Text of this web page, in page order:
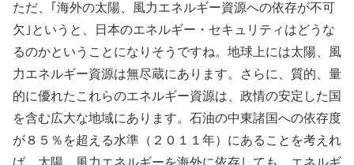
ただ、｢海外の太陽、風力エネルギー資源への依存が不可
欠｣というと、日本のエネルギー・セキュリティはどうな
るのかということになりそうですね。地球上には太陽、風
力エネルギー資源は無尽蔵にあります。さらに、質的、量
的に優れたこれらのエネルギー資源は、政情の安定した国
を含む広大な地域にあります。石油の中東諸国への依存度
が８５％を超える水準（２０１１年）にあることを考えれ
ば、太陽、風力エネルギーを海外に依存しても、エネルギ